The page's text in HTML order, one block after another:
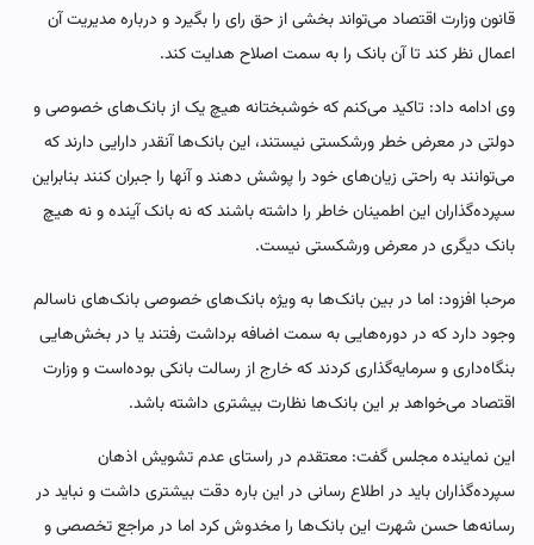
قانون وزارت اقتصاد می‌تواند بخشی از حق رای را بگیرد و درباره مدیریت آن
اعمال نظر کند تا آن بانک را به سمت اصلاح هدایت کند.
وی ادامه داد: تاکید می‌کنم که خوشبختانه هیچ یک از بانک‌های خصوصی و
دولتی در معرض خطر ورشکستی نیستند، این بانک‌ها آنقدر دارایی دارند که
می‌توانند به راحتی زیان‌های خود را پوشش دهند و آنها را جبران کنند بنابراین
سپرده‌گذاران این اطمینان خاطر را داشته باشند که نه بانک آینده و نه هیچ
بانک دیگری در معرض ورشکستی نیست.
مرحبا افزود: اما در بین بانک‌ها به ویژه بانک‌های خصوصی بانک‌های ناسالم
وجود دارد که در دوره‌هایی به سمت اضافه برداشت رفتند یا در بخش‌هایی
بنگاه‌داری و سرمایه‌گذاری کردند که خارج از رسالت بانکی بوده‌است و وزارت
اقتصاد می‌خواهد بر این بانک‌ها نظارت بیشتری داشته باشد.
این نماینده مجلس گفت: معتقدم در راستای عدم تشویش اذهان
سپرده‌گذاران باید در اطلاع رسانی در این باره دقت بیشتری داشت و نباید در
رسانه‌ها حسن شهرت این بانک‌ها را مخدوش کرد اما در مراجع تخصصی و